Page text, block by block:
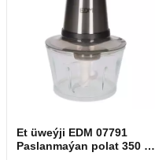
Et üweýji EDM 07791
Paslanmaýan polat 350 W